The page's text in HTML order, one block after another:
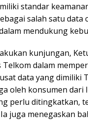
standar
salah satu
mendukung
kunjungan,
dalam
data yang dimiliki
oleh konsumen
perlu ditingkatkan,
juga menegaskan